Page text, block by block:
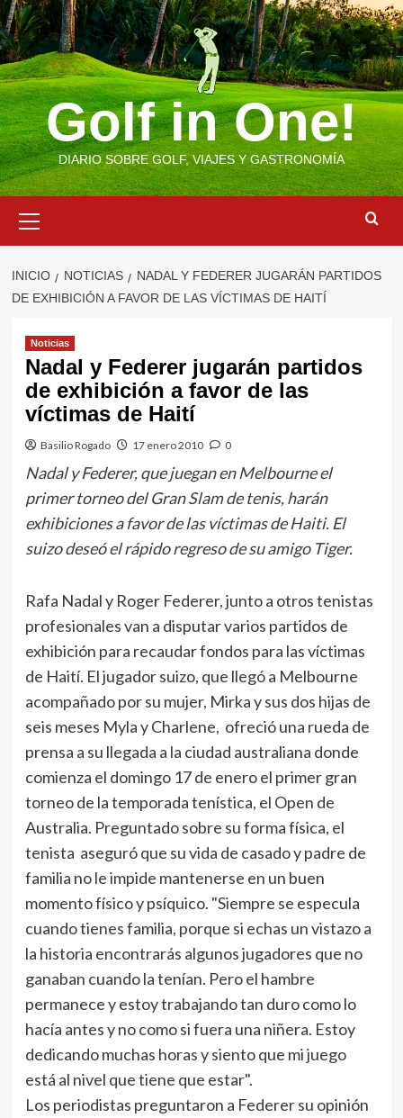
Saltar
al
contenido
Golf in One!
DIARIO SOBRE GOLF, VIAJES Y GASTRONOMÍA
primario
INICIO NOTICIAS
NADAL Y FEDERER JUGARÁN PARTIDOS
DE EXHIBICIÓN A FAVOR DE LAS VÍCTIMAS DE HAITÍ
Noticias
Nadal y Federer jugarán partidos
de exhibición a favor de las
víctimas de Haití
Basilio Rogado 17 enero 2010 0
Nadal y Federer, que juegan en Melbourne el
primer torneo del Gran Slam de tenis, harán
exhibiciones a favor de las víctimas de Haiti. El
suizo deseó el rápido regreso de su amigo Tiger.
Rafa Nadal y Roger Federer, junto a otros tenistas
profesionales van a disputar varios partidos de
exhibición para recaudar fondos para las víctimas
de Haití. El jugador suizo, que llegó a Melbourne
acompañado por su mujer, Mirka y sus dos hijas de
seis meses Myla y Charlene, ofreció una rueda de
prensa a su llegada a la ciudad australiana donde
comienza el domingo 17 de enero el primer gran
torneo de la temporada tenística, el Open de
Australia. Preguntado sobre su forma física, el
tenista aseguró que su vida de casado y padre de
familia no le impide mantenerse en un buen
momento físico y psíquico. "Siempre se especula
cuando tienes familia, porque si echas un vistazo a
la historia encontrarás algunos jugadores que no
ganaban cuando la tenían. Pero el hambre
permanece y estoy trabajando tan duro como lo
hacía antes y no como si fuera una niñera. Estoy
dedicando muchas horas y siento que mi juego
está al nivel que tiene que estar".
Los periodistas preguntaron a Federer su opinión